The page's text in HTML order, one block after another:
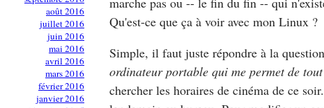
août 2016
juillet 2016
juin 2016
mai 2016
avril 2016
mars 2016
février 2016
janvier 2016
Qu'est-ce que ça à voir avec mon Linux ?
Simple, il faut juste répondre à la
ordinateur portable qui me permet de
chercher les horaires de cinéma de ce